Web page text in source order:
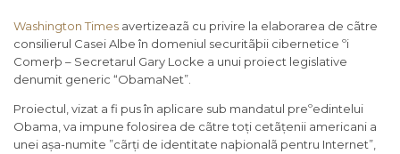
Washington Times avertizeazã cu privire la elaborarea de cãtre
consilierul Casei Albe în domeniul securitãþii cibernetice ºi
Comerþ – Secretarul Gary Locke a unui proiect legislative
denumit generic “ObamaNet”.
Proiectul, vizat a fi pus în aplicare sub mandatul preºedintelui
Obama, va impune folosirea de cãtre toți cetãțenii americani a
unei așa-numite ”cãrți de identitate naþionalã pentru Internet”,